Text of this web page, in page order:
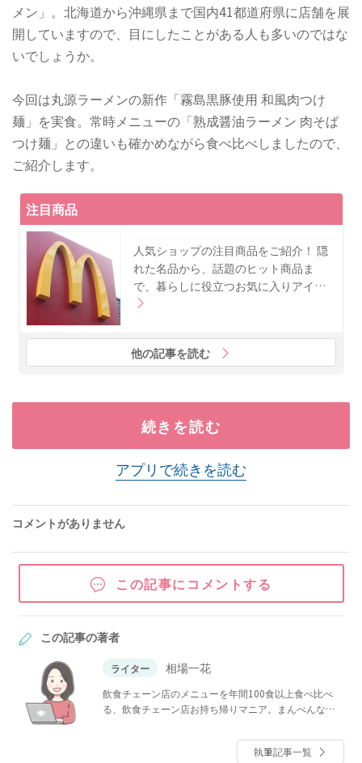
メン」。北海道から沖縄県まで国内41都道府県に店舗を展
開していますので、目にしたことがある人も多いのではな
いでしょうか。
今回は丸源ラーメンの新作「霧島黒豚使用 和風肉つけ
麺」を実食。常時メニューの「熟成醤油ラーメン 肉そば
つけ麺」との違いも確かめながら食べ比べしましたので、
ご紹介します。
注目商品
人気ショップの注目商品をご紹介！ 隠
れた名品から、話題のヒット商品ま
で、暮らしに役立つお気に入りアイ…
他の記事を読む
続きを読む
アプリで続きを読む
コメントがありません
この記事にコメントする
この記事の著者
ライター 相場一花
飲食チェーン店のメニューを年間100食以上食べ比べ
る、飲食チェーン店お持ち帰りマニア。まんべんなく
上！地域スーパーも大好き。ヤオコー推し。ほっとも
っと常連客。かつやでほぼ毎回100円割引券利用。久世
執筆記事一覧